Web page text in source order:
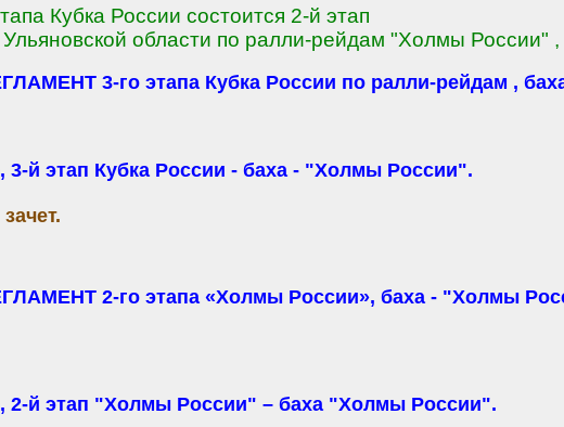
Кубка России состоится 2-й этап
области по ралли-рейдам "Холмы России"
3-го этапа Кубка России по ралли-рейдам ,
3-й этап Кубка России - баха - "Холмы России".
2-го этапа «Холмы России», баха - "Холмы
2-й этап "Холмы России" – баха "Холмы России".